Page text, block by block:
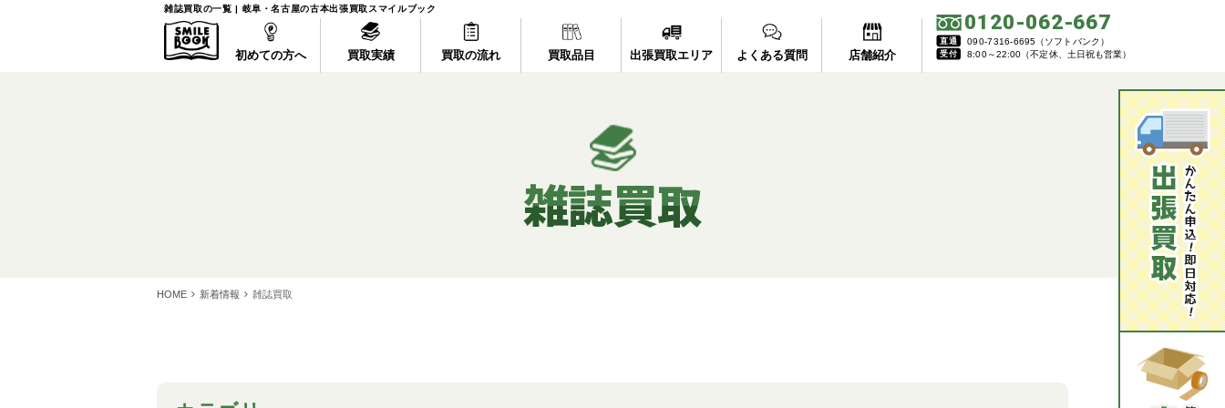
雑誌買取の一覧 | 岐阜・名古屋の古本出張買取スマイルブック
初めての方へ 買取実績 買取の流れ 買取品目 出張買取エリア よくある質問 店舗紹介
0120-062-667
直通 090-7316-6695（ソフトバンク）
受付 8:00～22:00（不定休、土日祝も営業）
雑誌買取
HOME 新着情報 雑誌買取